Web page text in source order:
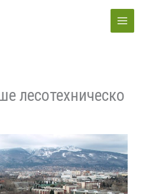
лесотехническо